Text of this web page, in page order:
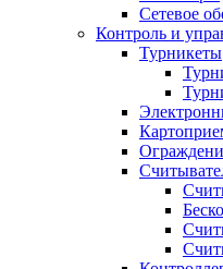
Сетевое
Контроль и
Турникеты